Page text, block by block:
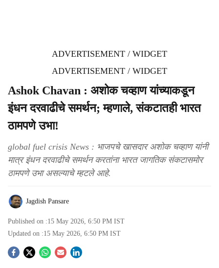
ADVERTISEMENT / WIDGET
ADVERTISEMENT / WIDGET
Ashok Chavan : अशोक चव्हाण यांच्याकडून
इंधन दरवाढीचे समर्थन; म्हणाले, संकटातही भारत
ठामपणे उभा!
global fuel crisis News : भाजपचे खासदार अशोक चव्हाण यांनी
मात्र इंधन दरवाढीचे समर्थन करतांना भारत जागतिक संकटासमोर
ठामपणे उभा असल्याचे म्हटले आहे.
Jagdish Pansare
Published on :15 May 2026, 6:50 PM IST
Updated on :15 May 2026, 6:50 PM IST
S